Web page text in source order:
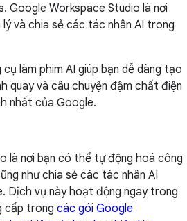
Google Workspace Studio là nơi
và chia sẻ các tác nhân AI trong
cụ làm phim AI giúp bạn dễ dàng tạo
quay và câu chuyện đậm chất điện
nhất của Google.
là nơi bạn có thể tự động hoá công
như chia sẻ các tác nhân AI
Dịch vụ này hoạt động ngay trong
cấp trong các gói Google